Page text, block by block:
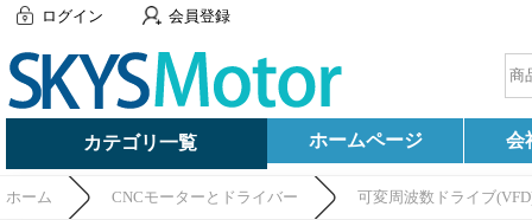
ログイン 会員登録
カテゴリ一覧 ホームページ 会
ホーム CNCモーターとドライバー 可変周波数ドライブ